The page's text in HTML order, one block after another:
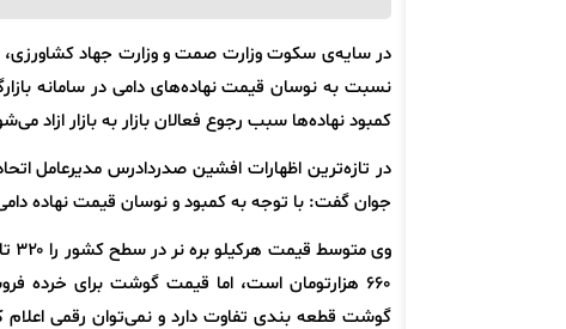
در سایه‌ی سکوت وزارت صمت و وزارت جهاد کشاورزی،
نسبت به نوسان قیمت نهاده‌های دامی در سامانه
کمبود نهاده‌ها سبب رجوع فعالان بازار به بازار ازاد
در تازه‌ترین اظهارات افشین صدردادرس مدیرعامل
جوان گفت: با توجه به کمبود و نوسان قیمت نهاده دامی
۶۶۰ هزارتومان است، اما قیمت گوشت برای